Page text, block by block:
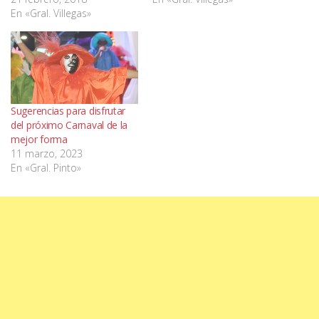
En «Gral. Villegas»
Sugerencias para disfrutar
del próximo Carnaval de la
mejor forma
11 marzo, 2023
En «Gral. Pinto»